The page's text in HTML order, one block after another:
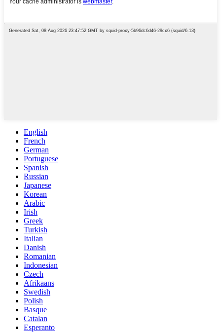
English
French
German
Portuguese
Spanish
Russian
Japanese
Korean
Arabic
Irish
Greek
Turkish
Italian
Danish
Romanian
Indonesian
Czech
Afrikaans
Swedish
Polish
Basque
Catalan
Esperanto